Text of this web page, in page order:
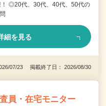
◎20代、30代、40代、50代の
細を見る
07/23 掲載終了日： 2026/08/30
員・在宅モニター